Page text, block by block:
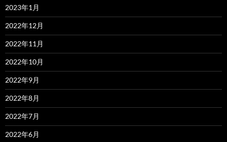
2023年1月
2022年12月
2022年11月
2022年10月
2022年9月
2022年8月
2022年7月
2022年6月